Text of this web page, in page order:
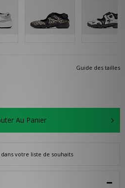
Guide des tailles
Au Panier
votre liste de souhaits